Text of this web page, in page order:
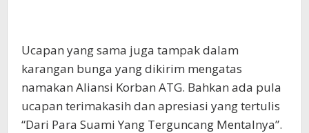
Ucapan yang sama juga tampak dalam
karangan bunga yang dikirim mengatas
namakan Aliansi Korban ATG. Bahkan ada pula
ucapan terimakasih dan apresiasi yang tertulis
“Dari Para Suami Yang Terguncang Mentalnya”.